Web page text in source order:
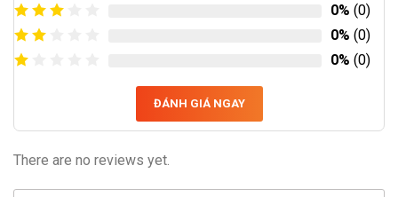
0% (0)
0% (0)
0% (0)
ĐÁNH GIÁ NGAY
There are no reviews yet.